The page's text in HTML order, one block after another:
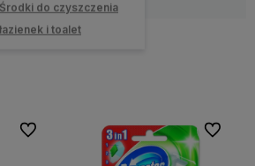
Środki do czyszczenia
łazienek i toalet
Do ulubionych Do